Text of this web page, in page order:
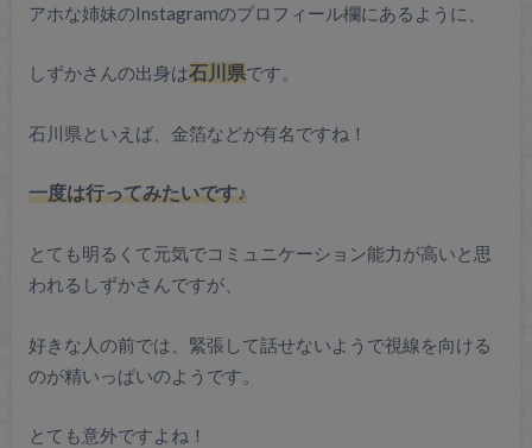
アホな姉妹のInstagramのプロフィール欄にあるように、
しずかさんの出身は石川県です。
石川県といえば、金箔などが有名ですね！
一度は行ってみたいです♪
とても明るくて元気でコミュニケーション能力が高いと思
われるしずかさんですが、
好きな人の前では、緊張して話せないようで視線を向ける
のが精いっぱいのようです。
とても意外ですよね！